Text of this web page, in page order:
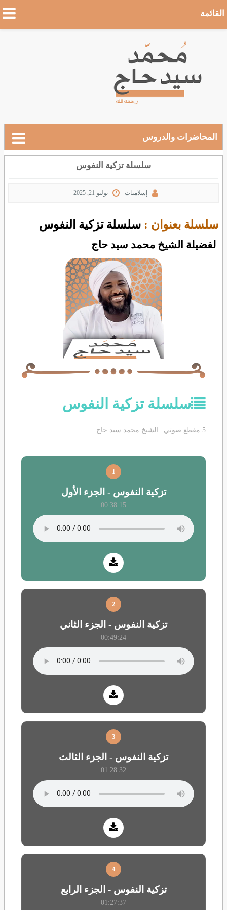
القائمة
المحاضرات والدروس
سلسلة تزكية النفوس
إسلاميات يوليو 21, 2025
سلسلة بعنوان : سلسلة تزكية النفوس
لفضيلة الشيخ محمد سيد حاج
سلسلة تزكية النفوس
5 مقطع صوتي | الشيخ محمد سيد حاج
1
تزكية النفوس - الجزء الأول
00:38:15
2
تزكية النفوس - الجزء الثاني
00:49:24
3
تزكية النفوس - الجزء الثالث
01:28:32
4
تزكية النفوس - الجزء الرابع
01:27:37